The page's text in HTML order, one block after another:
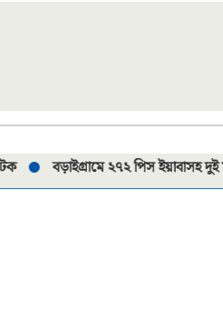
বড়াইগ্রামে ২৭২ পিস ইয়াবাসহ দুই মাদক